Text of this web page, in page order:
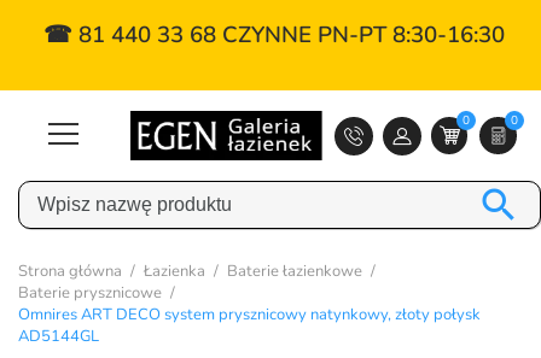
☎ 81 440 33 68 CZYNNE PN-PT 8:30-16:30
0 0

Strona główna Łazienka
Baterie łazienkowe
Baterie prysznicowe
Omnires ART DECO system prysznicowy natynkowy, złoty połysk
AD5144GL